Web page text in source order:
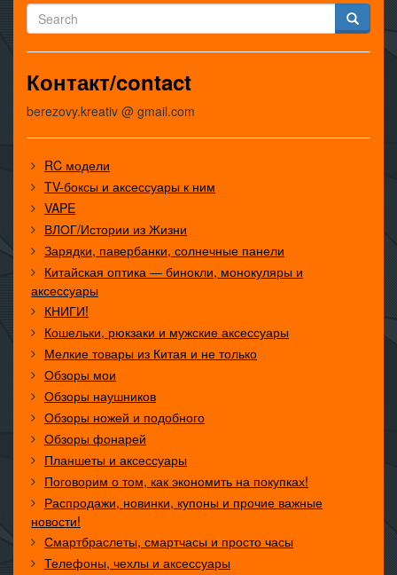
Контакт/contact
berezovy.kreativ @ gmail.com
RC модели
TV-боксы и аксессуары к ним
VAPE
ВЛОГ/Истории из Жизни
Зарядки, павербанки, солнечные панели
Китайская оптика — бинокли, монокуляры и
аксессуары
КНИГИ!
Кошельки, рюкзаки и мужские аксессуары
Мелкие товары из Китая и не только
Обзоры мои
Обзоры наушников
Обзоры ножей и подобного
Обзоры фонарей
Планшеты и аксессуары
Поговорим о том, как экономить на покупках!
Распродажи, новинки, купоны и прочие важные
новости!
Смартбраслеты, смартчасы и просто часы
Телефоны, чехлы и аксессуары